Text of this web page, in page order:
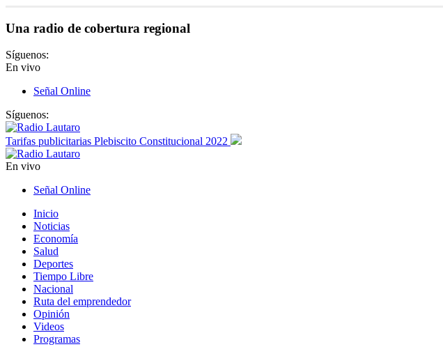
Una radio de cobertura regional
Síguenos:
En vivo
Señal Online
Síguenos:
Tarifas publicitarias Plebiscito Constitucional 2022
En vivo
Señal Online
Inicio
Noticias
Economía
Salud
Deportes
Tiempo Libre
Nacional
Ruta del emprendedor
Opinión
Videos
Programas